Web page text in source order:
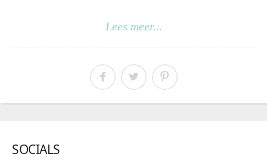
Lees meer...
SOCIALS